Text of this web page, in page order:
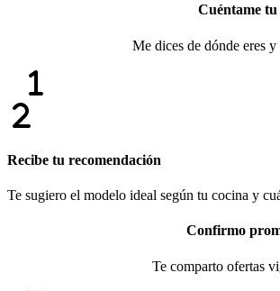
Cuéntame tu
Me dices de dónde eres
Recibe tu recomendación
Te sugiero el modelo ideal según tu cocina y
Confirmo
Te comparto ofertas